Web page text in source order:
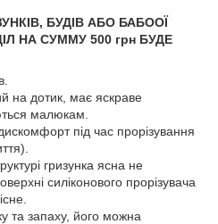
БУДІВ АБО БАБООЇ
НА СУММУ 500 грн БУДЕ
на дотик, має яскраве
малюкам.
під час прорізування
гризунка ясна не
силіконового прорізувача
та запаху, його можна